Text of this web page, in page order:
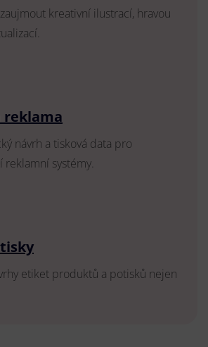
kreativní ilustrací, hravou
reklama
návrh a tisková data pro
systémy.
etiket produktů a potisků nejen